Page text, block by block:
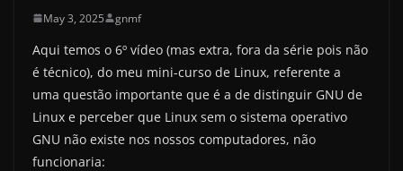
May 3, 2025 gnmf
Aqui temos o 6º vídeo (mas extra, fora da série pois não
é técnico), do meu mini-curso de Linux, referente a
uma questão importante que é a de distinguir GNU de
Linux e perceber que Linux sem o sistema operativo
GNU não existe nos nossos computadores, não
funcionaria: